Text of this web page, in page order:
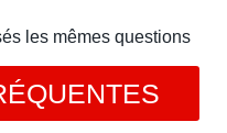
les mêmes questions